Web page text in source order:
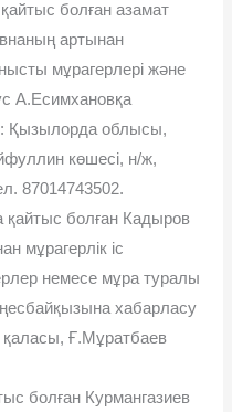
болған азамат
артынан
мұрагерлері және
А.Есимхановқа
Қызылорда облысы,
көшесі, н/ж,
87014743502.
болған Кадыров
мұрагерлік іс
немесе мұра туралы
хабарласу
Ғ.Мұратбаев
болған Курмангазиев